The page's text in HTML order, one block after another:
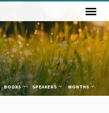
BOOKS SPEAKERS MONTHS